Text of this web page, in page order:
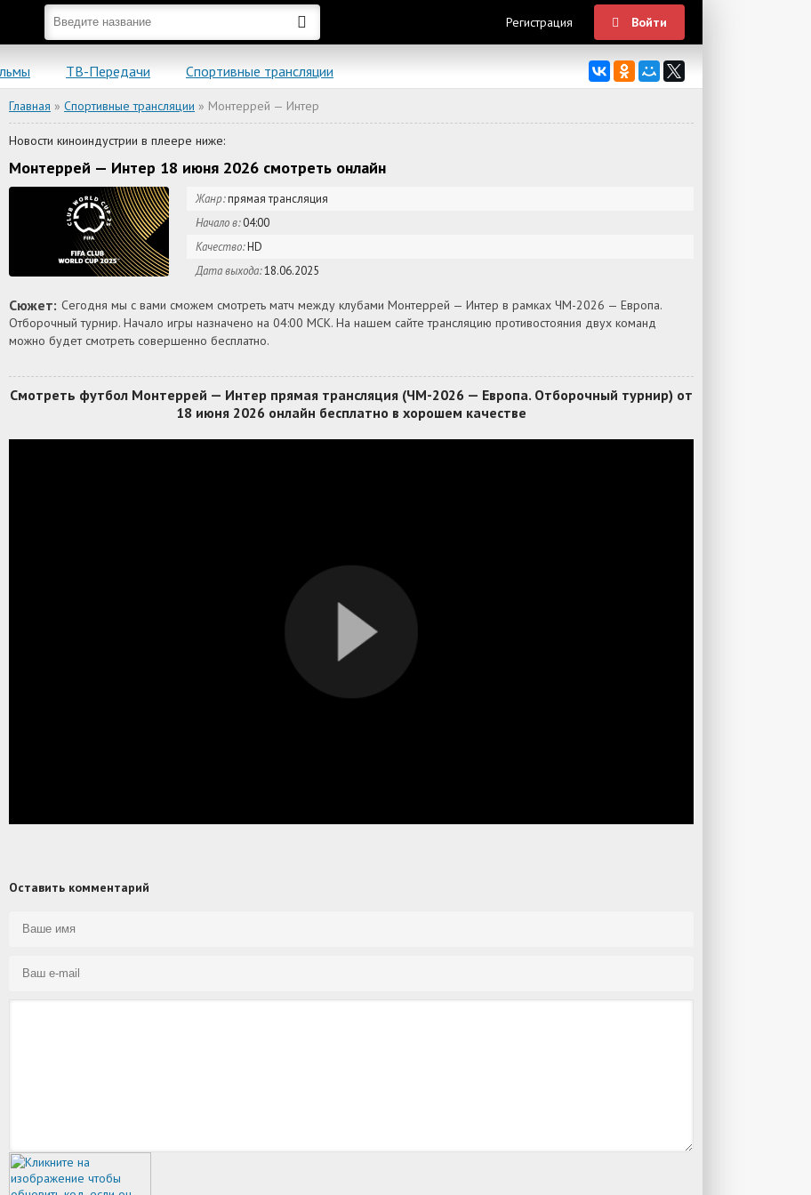
Регистрация Войти
ТВ-Передачи Спортивные трансляции
Главная » Спортивные трансляции » Монтеррей — Интер
Новости киноиндустрии в плеере ниже:
Монтеррей — Интер 18 июня 2026 смотреть онлайн
Жанр:прямая трансляция
Начало в:04:00
Качество:HD
Дата выхода:18.06.2025
Сюжет: Сегодня мы с вами сможем смотреть матч между клубами Монтеррей — Интер в рамках ЧМ-2026 — Европа.
Отборочный турнир. Начало игры назначено на 04:00 МСК. На нашем сайте трансляцию противостояния двух команд
можно будет смотреть совершенно бесплатно.
Смотреть футбол Монтеррей — Интер прямая трансляция (ЧМ-2026 — Европа. Отборочный турнир) от
18 июня 2026 онлайн бесплатно в хорошем качестве
Оставить комментарий